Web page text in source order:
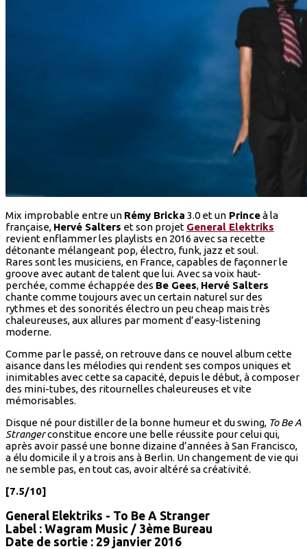
Mix improbable entre un Rémy Bricka 3.0 et un Princeà la
française, Hervé Salters et son projet General Elektriks
revient enflammer les playlists en 2016 avec sa recette
détonante mélangeant pop, électro, funk, jazz et soul.
Rares sont les musiciens, en France, capables de façonner le
groove avec autant de talent que lui. Avec sa voix haut-
perchée, comme échappée des Be Gees, Hervé Salters
chante comme toujours avec un certain naturel sur des
rythmes et des sonorités électro un peu cheap mais très
chaleureuses, aux allures par moment d’easy-listening
moderne.
Comme par le passé, on retrouve dans ce nouvel album cette
aisance dans les mélodies qui rendent ses compos uniques et
inimitables avec cette sa capacité, depuis le début, à composer
des mini-tubes, des ritournelles chaleureuses et vite
mémorisables.
Disque né pour distiller de la bonne humeur et du swing, To Be A
Strangerconstitue encore une belle réussite pour celui qui,
après avoir passé une bonne dizaine d’années à San Francisco,
a élu domicile il y a trois ans à Berlin. Un changement de vie qui
ne semble pas, en tout cas, avoir altéré sa créativité.
[7.5/10]
General Elektriks - To Be A Stranger
Label : Wagram Music / 3ème Bureau
Date de sortie : 29 janvier 2016